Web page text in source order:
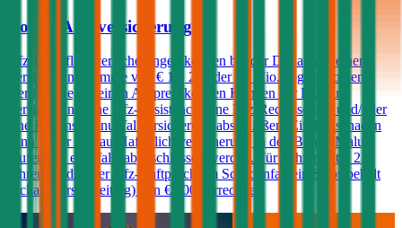
Donau Autoversicherung
Kfz-Haftpflichtversicherungen können bei der Donau mit einer
Versicherungssumme von € 10, 20 oder 30 Mio. abgeschlossen
werden. Gegen einen Aufpreis können Kunden der Donau
Versicherung eine Kfz-Assistance, eine Kfz-Rechtsschutz und/oder
eine Kfz-Insassenunfallversicherung abschließen. Ein Freischaden
kann in der Donau-Haftpflichtversicherung in den Bonus-Malus-
Stufen 0-3 ebenfalls abgeschlossen werden. Für Fahrer unter 23
Jahren wird in der Kfz-Haftpflicht im Schadenfall ein Selbstbehalt
(Schadenersatzbeitrag) von € 400 verrechnet.